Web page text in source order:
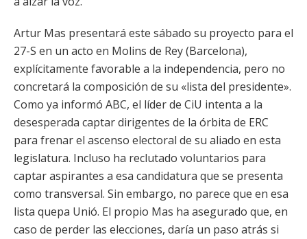
Artur Mas presentará este sábado su proyecto para el
27-S en un acto en Molins de Rey (Barcelona),
explícitamente favorable a la independencia, pero no
concretará la composición de su «lista del presidente».
Como ya informó ABC, el líder de CiU intenta a la
desesperada captar dirigentes de la órbita de ERC
para frenar el ascenso electoral de su aliado en esta
legislatura. Incluso ha reclutado voluntarios para
captar aspirantes a esa candidatura que se presenta
como transversal. Sin embargo, no parece que en esa
lista quepa Unió. El propio Mas ha asegurado que, en
caso de perder las elecciones, daría un paso atrás si